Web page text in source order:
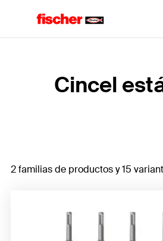
Cincel
2 familias de productos y 15